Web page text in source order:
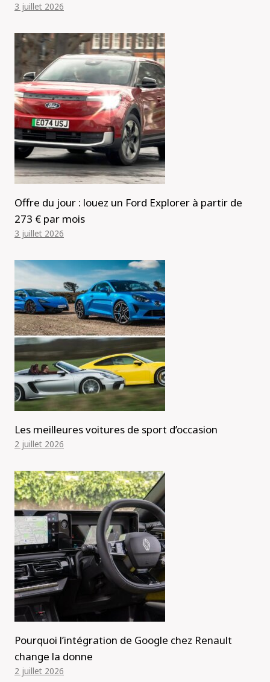
3 juillet 2026
Offre du jour : louez un Ford Explorer à partir de
273 € par mois
3 juillet 2026
Les meilleures voitures de sport d’occasion
2 juillet 2026
Pourquoi l’intégration de Google chez Renault
change la donne
2 juillet 2026